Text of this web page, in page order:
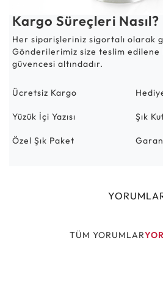
Kargo Süreçleri Nasıl?
Her siparişleriniz sigortalı olarak
Gönderilerimiz size teslim edilene
güvencesi altındadır.
Ücretsiz Kargo
Yüzük İçi Yazısı Şık
Özel Şık Paket
TÜM YORUMLAR